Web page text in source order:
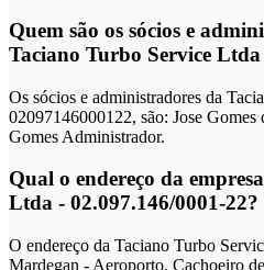
Quem são os sócios e
Taciano Turbo Service
Os sócios e administradores da
02097146000122, são: Jose
Gomes Administrador.
Qual o endereço da
Ltda - 02.097.146/0001-22?
O endereço da Taciano Turbo
Mardegan - Aeroporto, Cachoeiro